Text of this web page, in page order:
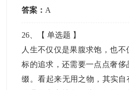
答案： A
26 、【单选题 】
人生不仅仅是果腹求饱，也不
标的追求，还需要一点点奢侈
缀。看起来无用之物，其实自